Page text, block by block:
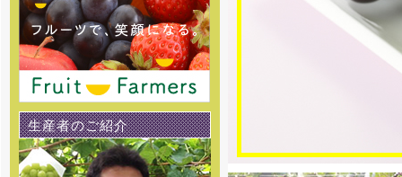
[2016年5月13日 ]
姉妹店-桃通販の2016年度の販
売受付をスタートしました。味重
視の泡がでる桃 泡桃姫を是非お試
し下さい！
[2016年5月13日 ]
姉妹店-パッションフルーツ通販
の2016年度の販売受付をスタート
しました。
生産者のご紹介